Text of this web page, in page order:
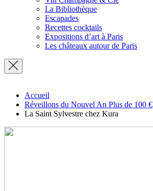
La Bibliothèque
Escapades
Recettes cocktails
Expositions d’art à Paris
Les châteaux autour de Paris
Accueil
Réveillons du Nouvel An Plus de 100 €
La Saint Sylvestre chez Kura